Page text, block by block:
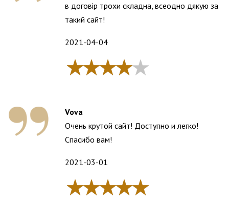
в договір трохи складна, всеодно дякую за
такий сайт!
2021-04-04
Vova
Очень крутой сайт! Доступно и легко!
Спасибо вам!
2021-03-01